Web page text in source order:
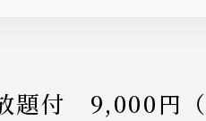
題付 9,000円（